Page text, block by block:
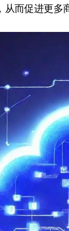
而促进更多